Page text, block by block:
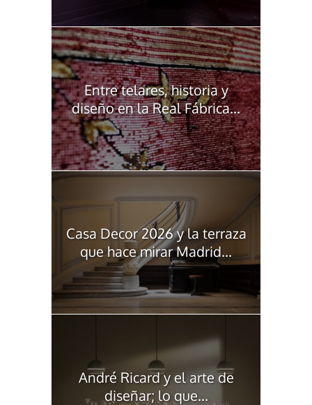
Entre telares, historia y
diseño en la Real Fábrica...
Casa Decor 2026 y la terraza
que hace mirar Madrid...
André Ricard y el arte de
diseñar; lo que...